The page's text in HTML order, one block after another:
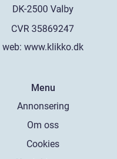
web: www.klikko.dk
Menu
Annonsering
Om oss
Cookies